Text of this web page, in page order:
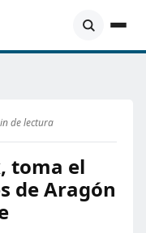
de lectura
toma el
de Aragón